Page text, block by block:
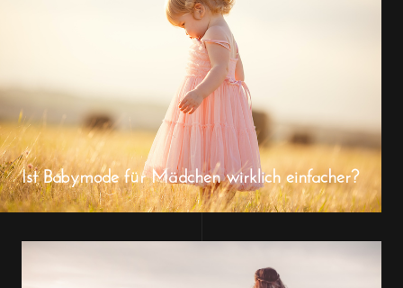
Ist Babymode für Mädchen wirklich einfacher?